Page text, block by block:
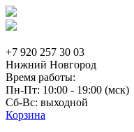
+7 920 257 30 03
Нижний Новгород
Время работы:
Пн-Пт: 10:00 - 19:00 (мск)
Сб-Вс: выходной
Корзина